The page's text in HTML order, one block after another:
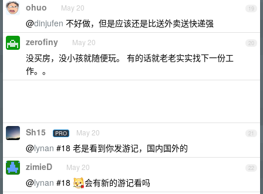
19
ohuo May 20
@dinjufen 不好做，但是应该还是比送外卖送快递强
20
zerofiny May 20
没买房，没小孩就随便玩。 有的话就老老实实找下一份工
作。。
21
Sh15 PRO May 20
@lynan #18 老是看到你发游记，国内国外的
22
zimieD May 20
@lynan #18 会有新的游记看吗